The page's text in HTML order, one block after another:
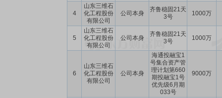
4
山东三维石
化工程股份
有限公司
公司本身
齐鲁稳固21天
3号
1000万
5
山东三维石
化工程股份
有限公司
公司本身
齐鲁稳固21天
3号
1000万
6
山东三维石
化工程股份
有限公司
公司本身
海通投融宝1
号集合资产管
理计划第660
期投融宝1号
优先级6月期
033号
9000万